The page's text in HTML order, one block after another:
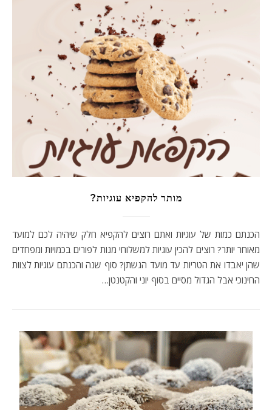
מותר להקפיא עוגיות?
הכנתם כמות של עוגיות ואתם רוצים להקפיא חלק שיהיה לכם למועד
מאוחר יותר? רוצים להכין עוגיות למשלוחי מנות לפורים בכמויות ומפחדים
שהן יאבדו את הטריות עד מועד הגשתן? סוף שנה והכנתם עוגיות לצוות
החינוכי אבל הגדול מסיים בסוף יוני והקטנטן…